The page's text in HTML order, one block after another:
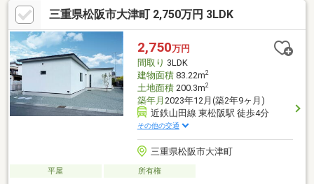
三重県松阪市大津町 2,750万円 3LDK
2,750万円
間取り 3LDK
建物面積83.22m2
土地面積200.3m2
築年月 2023年12月(築2年9ヶ月)
近鉄山田線 東松阪駅 徒歩4分
その他の交通
三重県松阪市大津町
平屋 所有権